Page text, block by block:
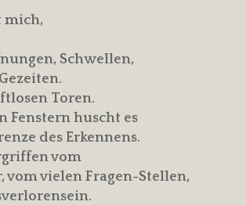
mich,
Schwellen,
Toren.
Fenstern huscht es
des Erkennens.
vom
vom vielen Fragen-Stellen,